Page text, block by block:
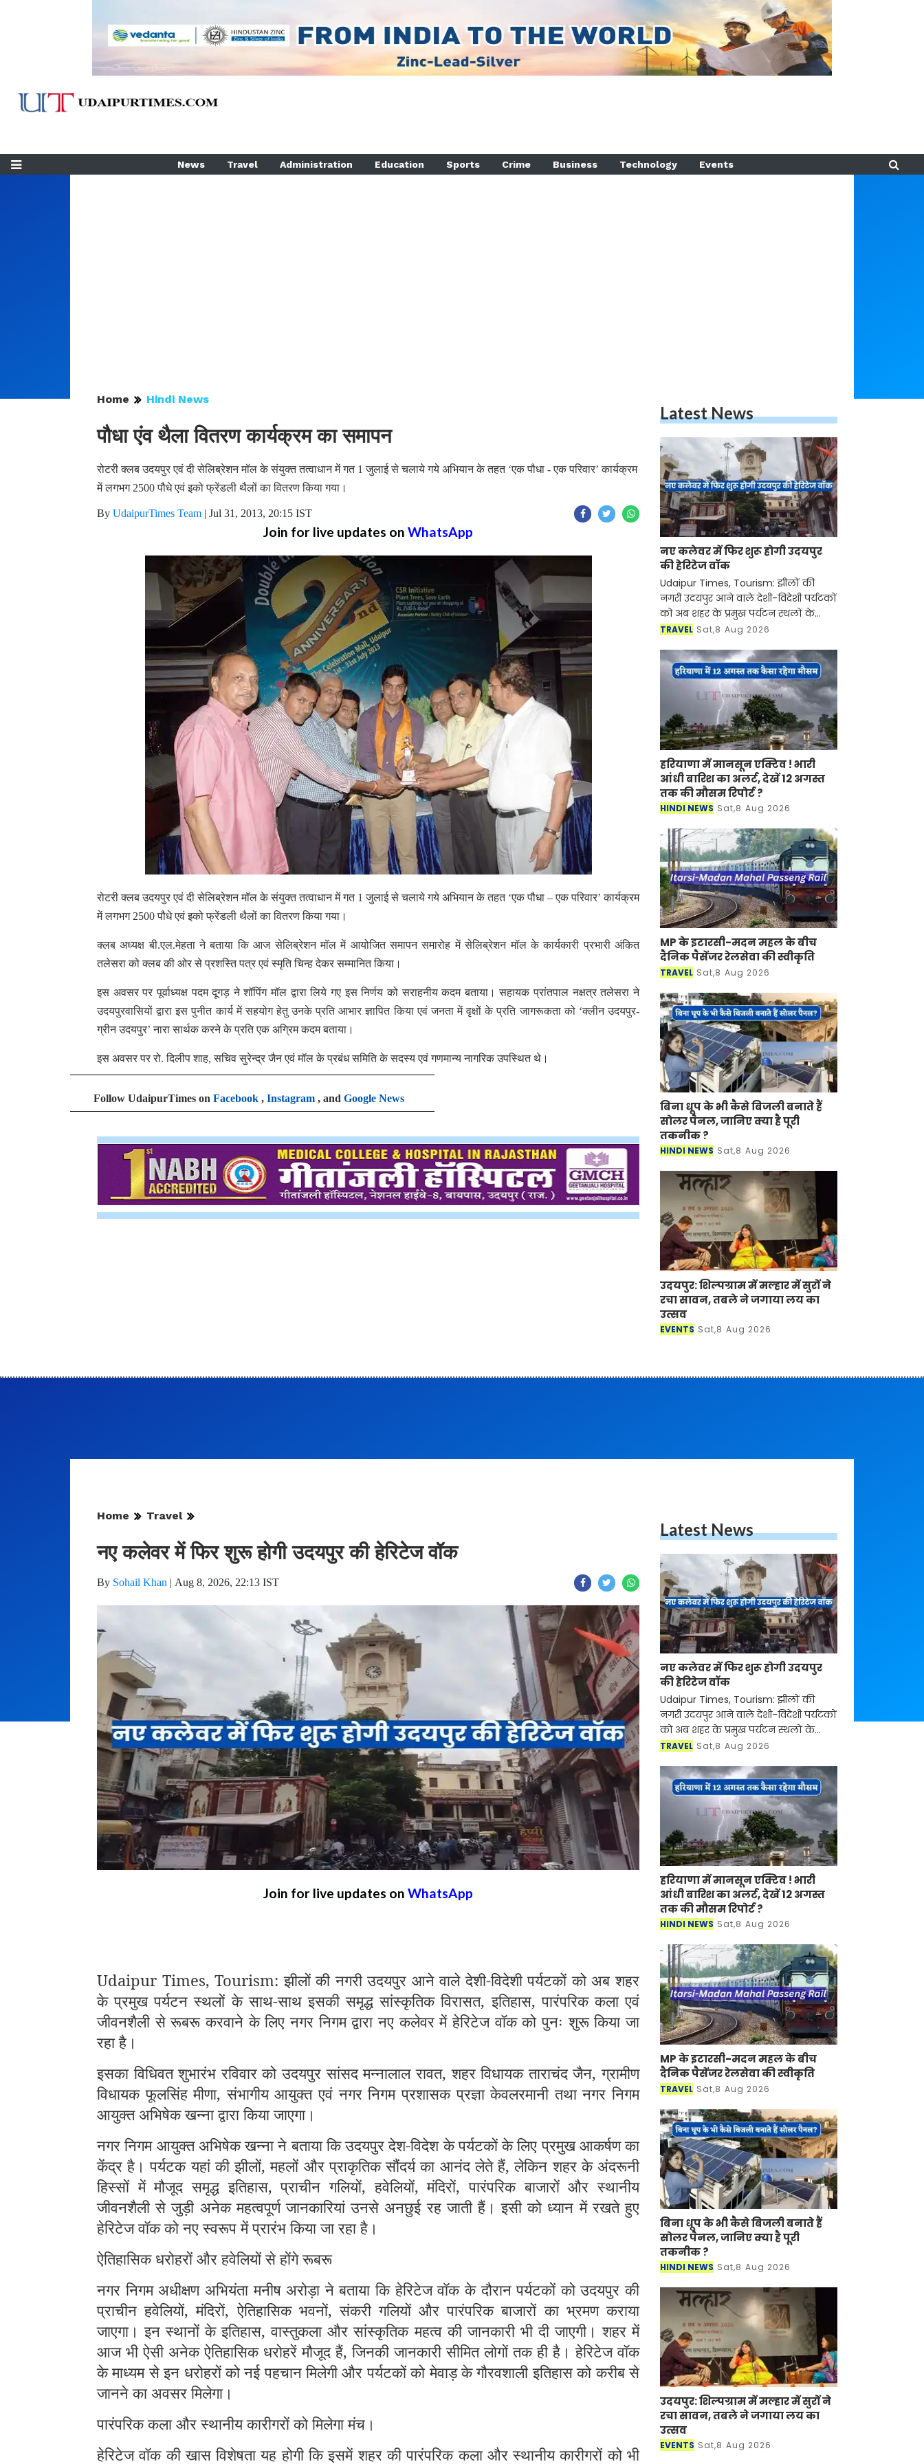
News Travel Administration Education Sports Crime Business Technology Events
Home Hindi News
पौधा एंव थैला वितरण कार्यक्रम का समापन
रोटरी क्लब उदयपुर एवं दी सेलिब्रेशन मॉल के संयुक्त तत्वाधान में गत 1 जुलाई से चलाये गये अभियान के तहत ‘एक पौधा - एक परिवार’ कार्यक्रम
में लगभग 2500 पौधे एवं इको फ्रेंडली थैलों का वितरण किया गया।
By UdaipurTimes Team | Jul 31, 2013, 20:15 IST
Join for live updates on WhatsApp
रोटरी क्लब उदयपुर एवं दी सेलिब्रेशन मॉल के संयुक्त तत्वाधान में गत 1 जुलाई से चलाये गये अभियान के तहत ‘एक पौधा – एक परिवार’ कार्यक्रम
में लगभग 2500 पौधे एवं इको फ्रेंडली थैलों का वितरण किया गया।
क्लब अध्यक्ष बी.एल.मेहता ने बताया कि आज सेलिब्रेशन मॉल में आयोजित समापन समारोह में सेलिब्रेशन मॉल के कार्यकारी प्रभारी अंकित
तलेसरा को क्लब की ओर से प्रशस्ति पत्र एवं स्मृति चिन्ह देकर सम्मानित किया।
इस अवसर पर पूर्वाध्यक्ष पदम दूगड़ ने शॉपिंग मॉल द्वारा लिये गए इस निर्णय को सराहनीय कदम बताया। सहायक प्रांतपाल नक्षत्र तलेसरा ने
उदयपुरवासियों द्वारा इस पुनीत कार्य में सहयोग हेतु उनके प्रति आभार ज्ञापित किया एवं जनता में वृक्षों के प्रति जागरूकता को ‘क्लीन उदयपुर-
ग्रीन उदयपुर’ नारा सार्थक करने के प्रति एक अग्रिम कदम बताया।
इस अवसर पर रो. दिलीप शाह, सचिव सुरेन्द्र जैन एवं मॉल के प्रबंध समिति के सदस्य एवं गणमान्य नागरिक उपस्थित थे।
Follow UdaipurTimes on Facebook , Instagram , and Google News
Latest News
नए कलेवर में फिर शुरू होगी उदयपुर
की हेरिटेज वॉक
Udaipur Times, Tourism: झीलों की
नगरी उदयपुर आने वाले देशी-विदेशी पर्यटकों
को अब शहर के प्रमुख पर्यटन स्थलों के
साथ-साथ इसकी समृद्ध सांस्कृतिक विरासत,
रूबरू करवान
TRAVEL Sat,8 Aug 2026
हरियाणा में मानसून एक्टिव ! भारी
आंधी बारिश का अलर्ट, देखें 12 अगस्त
तक की मौसम रिपोर्ट ?
HINDI NEWS Sat,8 Aug 2026
MP के इटारसी-मदन महल के बीच
दैनिक पैसेंजर रेलसेवा की स्वीकृति
TRAVEL Sat,8 Aug 2026
बिना धूप के भी कैसे बिजली बनाते हैं
सोलर पैनल, जानिए क्या है पूरी
तकनीक ?
HINDI NEWS Sat,8 Aug 2026
उदयपुर: शिल्पग्राम में मल्हार में सुरों ने
रचा सावन, तबले ने जगाया लय का
उत्सव
EVENTS Sat,8 Aug 2026
Home Travel
नए कलेवर में फिर शुरू होगी उदयपुर की हेरिटेज वॉक
By Sohail Khan | Aug 8, 2026, 22:13 IST
Join for live updates on WhatsApp
Udaipur Times, Tourism: झीलों की नगरी उदयपुर आने वाले देशी-विदेशी पर्यटकों को अब शहर
के प्रमुख पर्यटन स्थलों के साथ-साथ इसकी समृद्ध सांस्कृतिक विरासत, इतिहास, पारंपरिक कला एवं
जीवनशैली से रूबरू करवाने के लिए नगर निगम द्वारा नए कलेवर में हेरिटेज वॉक को पुनः शुरू किया जा
रहा है।
इसका विधिवत शुभारंभ रविवार को उदयपुर सांसद मन्नालाल रावत, शहर विधायक ताराचंद जैन, ग्रामीण
विधायक फूलसिंह मीणा, संभागीय आयुक्त एवं नगर निगम प्रशासक प्रज्ञा केवलरमानी तथा नगर निगम
आयुक्त अभिषेक खन्ना द्वारा किया जाएगा।
नगर निगम आयुक्त अभिषेक खन्ना ने बताया कि उदयपुर देश-विदेश के पर्यटकों के लिए प्रमुख आकर्षण का
केंद्र है। पर्यटक यहां की झीलों, महलों और प्राकृतिक सौंदर्य का आनंद लेते हैं, लेकिन शहर के अंदरूनी
हिस्सों में मौजूद समृद्ध इतिहास, प्राचीन गलियों, हवेलियों, मंदिरों, पारंपरिक बाजारों और स्थानीय
जीवनशैली से जुड़ी अनेक महत्वपूर्ण जानकारियां उनसे अनछुई रह जाती हैं। इसी को ध्यान में रखते हुए
हेरिटेज वॉक को नए स्वरूप में प्रारंभ किया जा रहा है।
ऐतिहासिक धरोहरों और हवेलियों से होंगे रूबरू
नगर निगम अधीक्षण अभियंता मनीष अरोड़ा ने बताया कि हेरिटेज वॉक के दौरान पर्यटकों को उदयपुर की
प्राचीन हवेलियों, मंदिरों, ऐतिहासिक भवनों, संकरी गलियों और पारंपरिक बाजारों का भ्रमण कराया
जाएगा। इन स्थानों के इतिहास, वास्तुकला और सांस्कृतिक महत्व की जानकारी भी दी जाएगी। शहर में
आज भी ऐसी अनेक ऐतिहासिक धरोहरें मौजूद हैं, जिनकी जानकारी सीमित लोगों तक ही है। हेरिटेज वॉक
के माध्यम से इन धरोहरों को नई पहचान मिलेगी और पर्यटकों को मेवाड़ के गौरवशाली इतिहास को करीब से
जानने का अवसर मिलेगा।
पारंपरिक कला और स्थानीय कारीगरों को मिलेगा मंच।
हेरिटेज वॉक की खास विशेषता यह होगी कि इसमें शहर की पारंपरिक कला और स्थानीय कारीगरों को भी
Latest News
नए कलेवर में फिर शुरू होगी उदयपुर
की हेरिटेज वॉक
Udaipur Times, Tourism: झीलों की
नगरी उदयपुर आने वाले देशी-विदेशी पर्यटकों
को अब शहर के प्रमुख पर्यटन स्थलों के
साथ-साथ इसकी समृद्ध सांस्कृतिक विरासत,
रूबरू करवान
TRAVEL Sat,8 Aug 2026
हरियाणा में मानसून एक्टिव ! भारी
आंधी बारिश का अलर्ट, देखें 12 अगस्त
तक की मौसम रिपोर्ट ?
HINDI NEWS Sat,8 Aug 2026
MP के इटारसी-मदन महल के बीच
दैनिक पैसेंजर रेलसेवा की स्वीकृति
TRAVEL Sat,8 Aug 2026
बिना धूप के भी कैसे बिजली बनाते हैं
सोलर पैनल, जानिए क्या है पूरी
तकनीक ?
HINDI NEWS Sat,8 Aug 2026
उदयपुर: शिल्पग्राम में मल्हार में सुरों ने
रचा सावन, तबले ने जगाया लय का
उत्सव
EVENTS Sat,8 Aug 2026